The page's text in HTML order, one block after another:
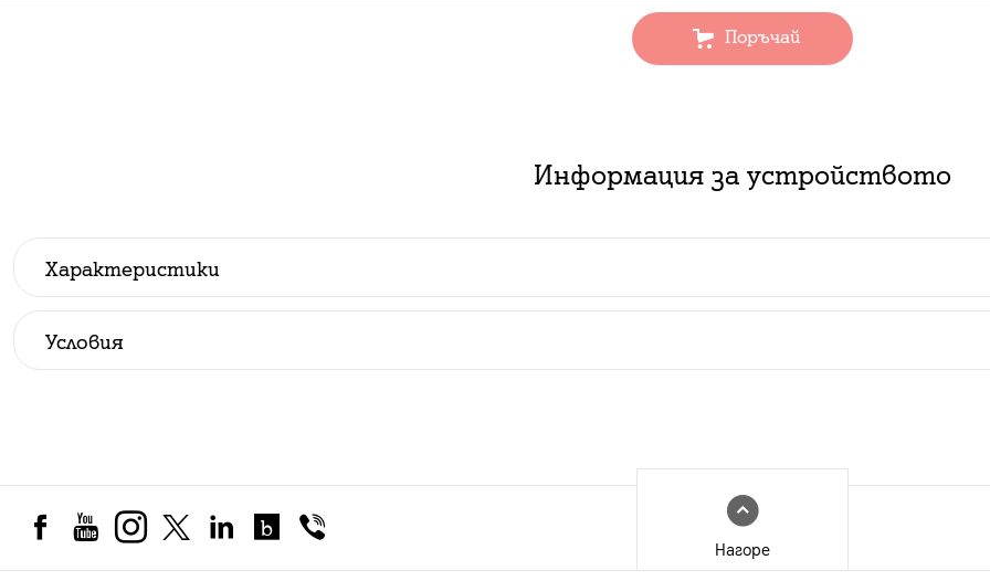
Поръчай
Информация за устройството
Характеристики
Производител:Huawei
Условия
Посочените цени в брой са валидни при сключване на нов абонамент за съответния тарифен план
месечни вноски по договор за продажба на лизинг със срок от 2 или 3 години в комбинация с
Офертите за закупуване на устройство важат за нови и за настоящи абонати с изтекъл или
за съответния тарифен план.
Офертата за продажба в брой или на лизинг е валидна за лица, които към датата на покупката в
Нагоре